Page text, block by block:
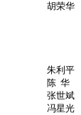
胡荣华
朱利平
陈 华
张世斌
冯星光